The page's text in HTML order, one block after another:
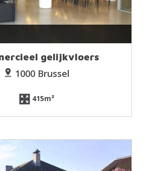
gelijkvloers
1000 Brussel
415m²